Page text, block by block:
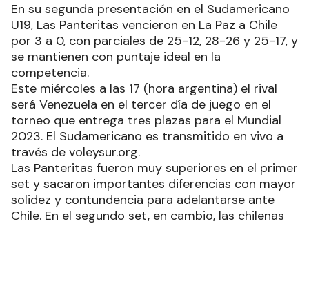
En su segunda presentación en el Sudamericano
U19, Las Panteritas vencieron en La Paz a Chile
por 3 a 0, con parciales de 25-12, 28-26 y 25-17, y
se mantienen con puntaje ideal en la
competencia.
Este miércoles a las 17 (hora argentina) el rival
será Venezuela en el tercer día de juego en el
torneo que entrega tres plazas para el Mundial
2023. El Sudamericano es transmitido en vivo a
través de voleysur.org.
Las Panteritas fueron muy superiores en el primer
set y sacaron importantes diferencias con mayor
solidez y contundencia para adelantarse ante
Chile. En el segundo set, en cambio, las chilenas